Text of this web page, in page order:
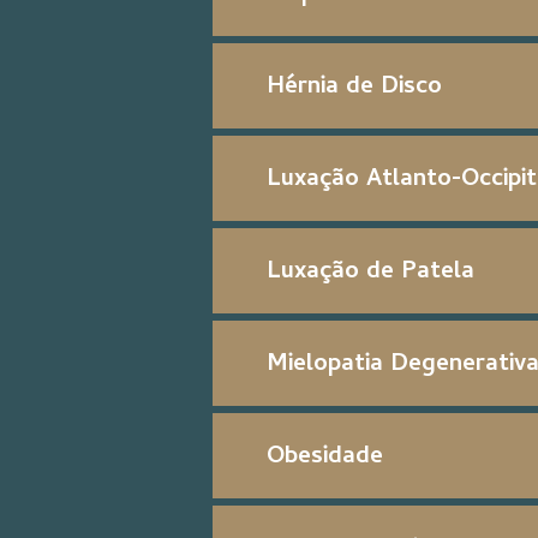
Hérnia de Disco
Luxação Atlanto-
Luxação de Patela
Mielopatia Degenerativa
Obesidade